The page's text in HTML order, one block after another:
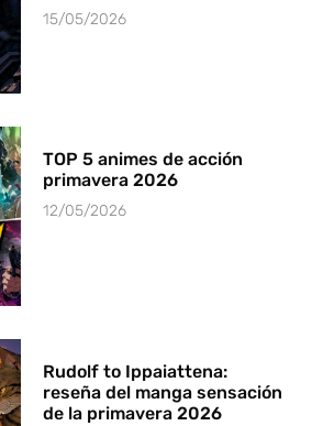
15/05/2026
TOP 5 animes de acción
primavera 2026
12/05/2026
Rudolf to Ippaiattena:
reseña del manga sensación
de la primavera 2026